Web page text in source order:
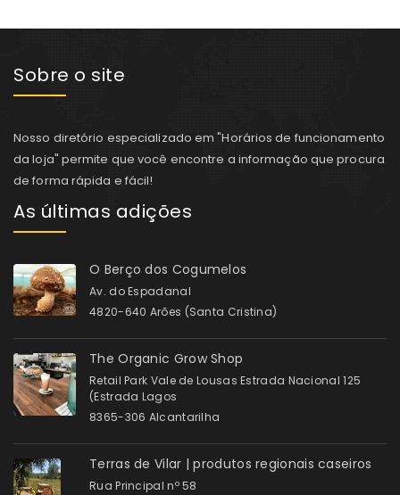
Sobre o site
Nosso diretório especializado em "Horários de funcionamento
da loja" permite que você encontre a informação que procura
de forma rápida e fácil!
As últimas adições
O Berço dos Cogumelos
Av. do Espadanal
4820-640 Arões (Santa Cristina)
The Organic Grow Shop
Retail Park Vale de Lousas Estrada Nacional 125
(Estrada Lagos
8365-306 Alcantarilha
Terras de Vilar | produtos regionais caseiros
Rua Principal nº 58